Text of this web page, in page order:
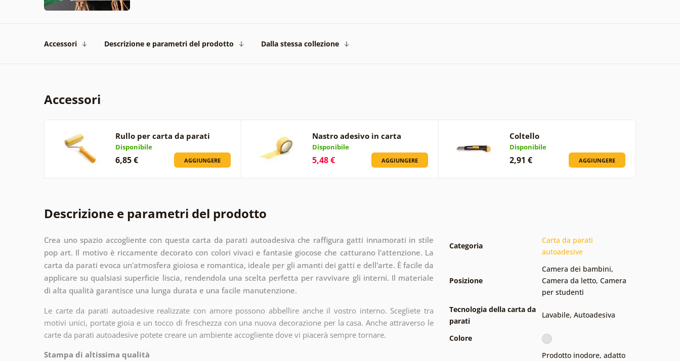
Accessori Descrizione e parametri del prodotto Dalla stessa collezione
Accessori
Rullo per carta da parati
Disponibile
6,85 € AGGIUNGERE
Nastro adesivo in carta
Disponibile
5,48 € AGGIUNGERE
Coltello
Disponibile
2,91 € AGGIUNGERE
Descrizione e parametri del prodotto
Crea uno spazio accogliente con questa carta da parati autoadesiva che raffigura gatti innamorati in stile
pop art. Il motivo è riccamente decorato con colori vivaci e fantasie giocose che catturano l'attenzione. La
carta da parati evoca un'atmosfera gioiosa e romantica, ideale per gli amanti dei gatti e dell'arte. È facile da
applicare su qualsiasi superficie liscia, rendendola una scelta perfetta per ravvivare gli interni. Il materiale
di alta qualità garantisce una lunga durata e una facile manutenzione.
Le carte da parati autoadesive realizzate con amore possono abbellire anche il vostro interno. Scegliete tra
motivi unici, portate gioia e un tocco di freschezza con una nuova decorazione per la casa. Anche attraverso le
carte da parati autoadesive potete creare un ambiente accogliente dove vi piacerà sempre tornare.
Stampa di altissima qualità
Categoria
Carta da parati
autoadesive
Posizione
Camera dei bambini,
Camera da letto, Camera
per studenti
Tecnologia della carta da
parati
Lavabile, Autoadesiva
Colore
Prodotto inodore, adatto